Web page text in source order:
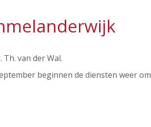
van der Wal.
beginnen de diensten weer om